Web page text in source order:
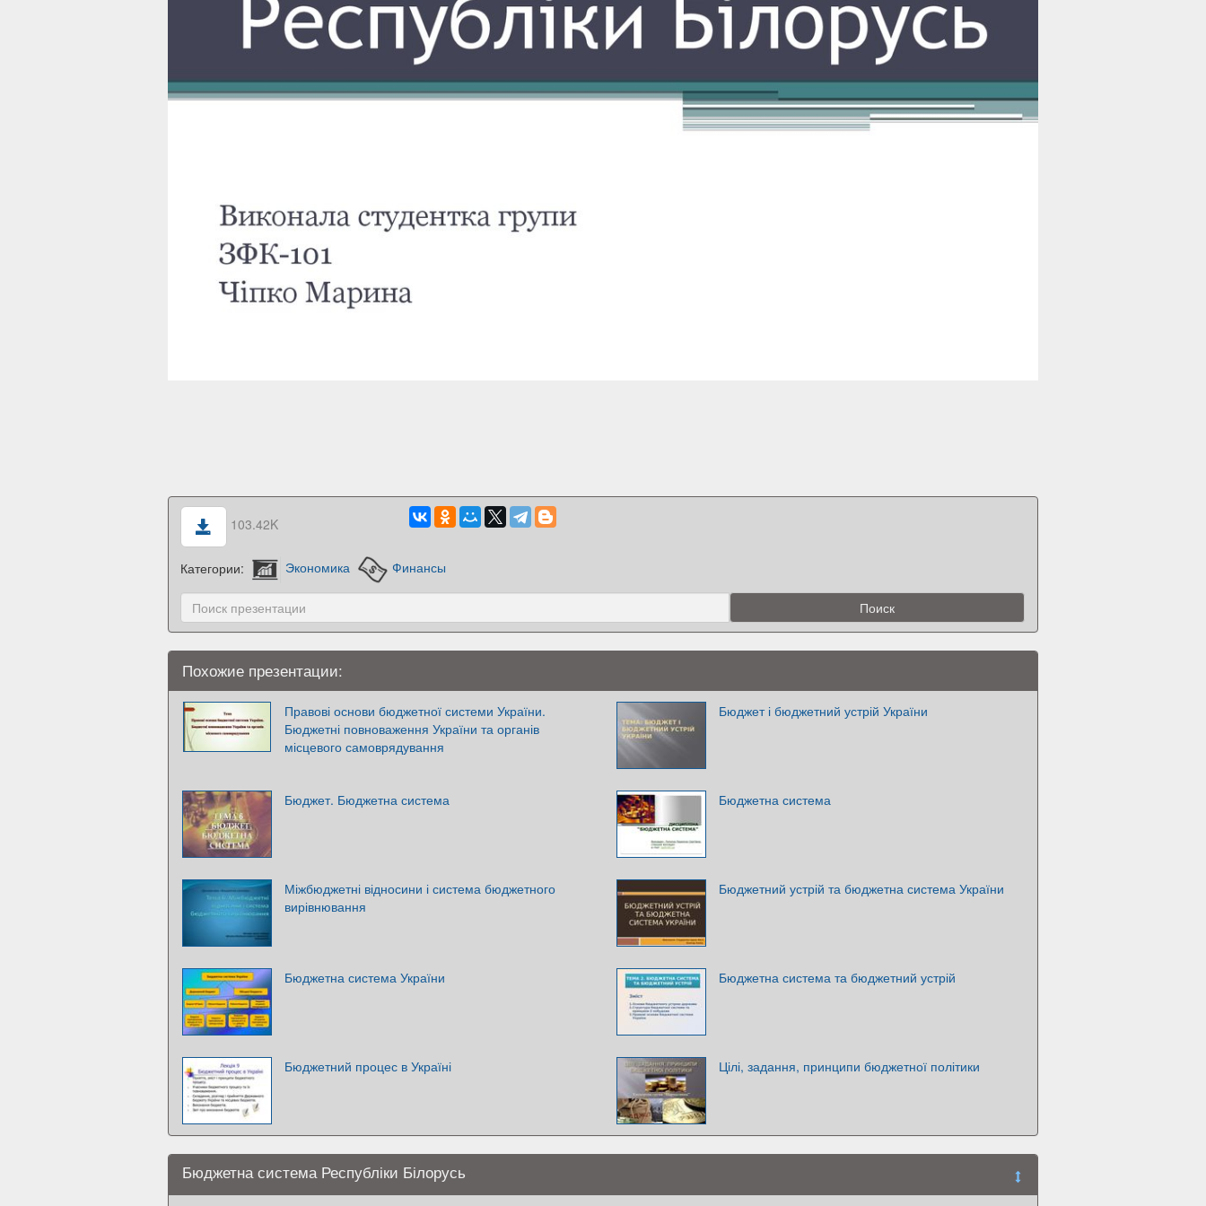
103.42K
Категории: Экономика Финансы
Похожие презентации:
Правові основи бюджетної системи України.
Бюджетні повноваження України та органів
місцевого самоврядування
Бюджет і бюджетний устрій України
Бюджет. Бюджетна система Бюджетна система
Міжбюджетні відносини і система бюджетного
вирівнювання
Бюджетний устрій та бюджетна система України
Бюджетна система України Бюджетна система та бюджетний устрій
Бюджетний процес в Україні Цілі, задання, принципи бюджетної політики
Бюджетна система Республіки Білорусь